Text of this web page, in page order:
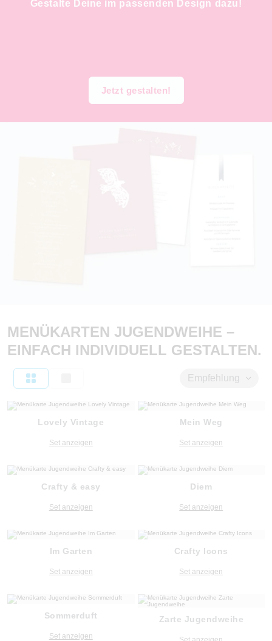
Gestalte Deine im passenden Design dazu!
Jetzt gestalten!
MENÜKARTEN JUGENDWEIHE –
EINFACH INDIVIDUELL GESTALTEN.
Empfehlung
Lovely Vintage
Set anzeigen
Mein Weg
Set anzeigen
Crafty & easy
Set anzeigen
Diem
Set anzeigen
Im Garten
Set anzeigen
Crafty Icons
Set anzeigen
Sommerduft
Set anzeigen
Zarte Jugendweihe